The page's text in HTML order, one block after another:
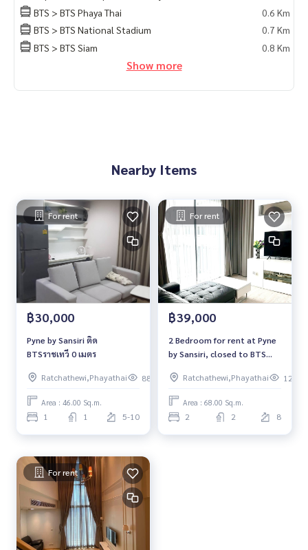
BTS > BTS Phaya Thai
0.6 Km
BTS > BTS National Stadium
0.7 Km
BTS > BTS Siam
0.8 Km
Show more
Nearby Items
For rent
฿30,000
Pyne by Sansiri ติด
BTSราชเทวี 0 เมตร
Ratchathewi,Phayathai 88
Area : 46.00 Sq.m.
1 1 5-10
For rent
฿39,000
2 Bedroom for rent at Pyne
by Sansiri, closed to BTS
Ratchathewi,Phayathai
128
Area : 68.00 Sq.m.
2 2 8
For rent